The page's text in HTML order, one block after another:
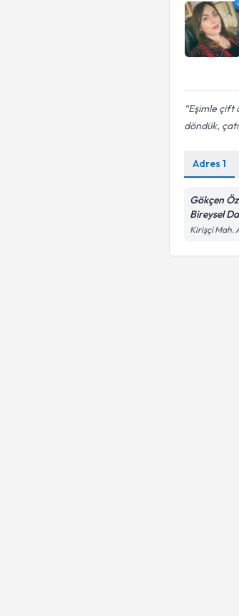
Eşimle çift
döndük,
Adres1
Gökçen
Bireysel
Kirişçi Mah.